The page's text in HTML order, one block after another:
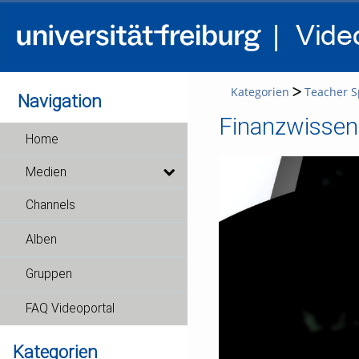
Navigation
Home
Medien
Channels
Alben
Gruppen
FAQ Videoportal
Kategorien
Kategorien Teacher